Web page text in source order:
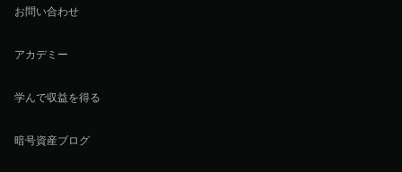
お問い合わせ
アカデミー
学んで収益を得る
暗号資産ブログ